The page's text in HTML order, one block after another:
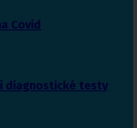
Covid
diagnostické testy